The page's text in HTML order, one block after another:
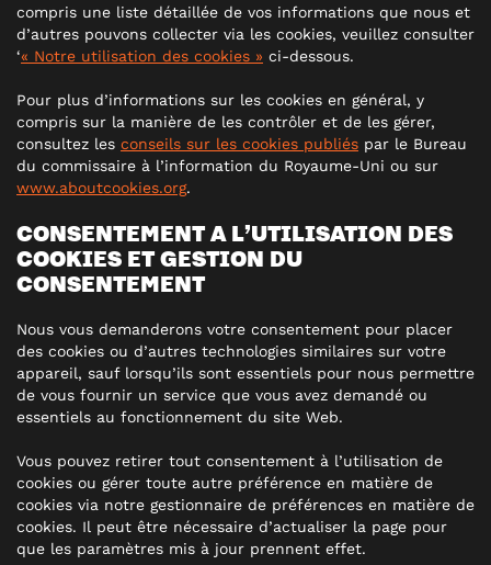
compris une liste détaillée de vos informations que nous et
d’autres pouvons collecter via les cookies, veuillez consulter
‘« Notre utilisation des cookies » ci-dessous.
Pour plus d’informations sur les cookies en général, y
compris sur la manière de les contrôler et de les gérer,
consultez les conseils sur les cookies publiés par le Bureau
du commissaire à l’information du Royaume-Uni ou sur
www.aboutcookies.org.
CONSENTEMENT A L’UTILISATION DES
COOKIES ET GESTION DU
CONSENTEMENT
Nous vous demanderons votre consentement pour placer
des cookies ou d’autres technologies similaires sur votre
appareil, sauf lorsqu’ils sont essentiels pour nous permettre
de vous fournir un service que vous avez demandé ou
essentiels au fonctionnement du site Web.
Vous pouvez retirer tout consentement à l’utilisation de
cookies ou gérer toute autre préférence en matière de
cookies via notre gestionnaire de préférences en matière de
cookies. Il peut être nécessaire d’actualiser la page pour
que les paramètres mis à jour prennent effet.